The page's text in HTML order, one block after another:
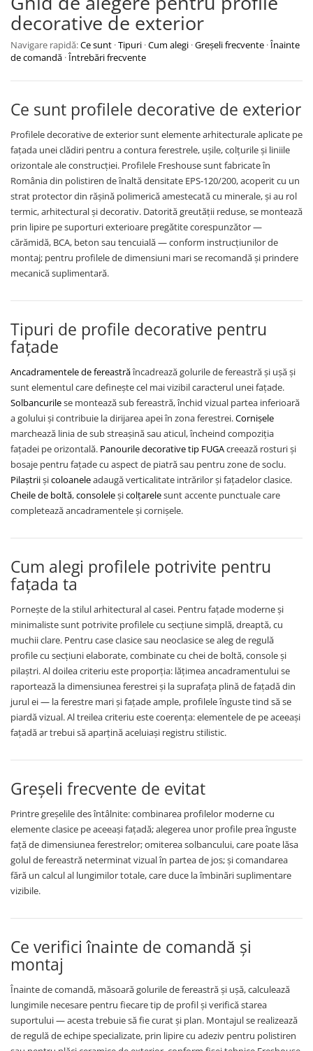
decorative de exterior
Navigare rapidă:Ce sunt ·Tipuri ·Cum alegi ·Greșeli frecvente ·Înainte
de comandă ·Întrebări frecvente
Ce sunt profilele decorative de exterior
Profilele decorative de exterior sunt elemente arhitecturale aplicate pe
fațada unei clădiri pentru a contura ferestrele, ușile, colțurile și liniile
orizontale ale construcției. Profilele Freshouse sunt fabricate în
România din polistiren de înaltă densitate EPS-120/200, acoperit cu un
strat protector din rășină polimerică amestecată cu minerale, și au rol
termic, arhitectural și decorativ. Datorită greutății reduse, se montează
prin lipire pe suporturi exterioare pregătite corespunzător —
cărămidă, BCA, beton sau tencuială — conform instrucțiunilor de
montaj; pentru profilele de dimensiuni mari se recomandă și prindere
mecanică suplimentară.
Tipuri de profile decorative pentru
fațade
Ancadramentele de fereastrăîncadrează golurile de fereastră și ușă și
sunt elementul care definește cel mai vizibil caracterul unei fațade.
Solbancurilese montează sub fereastră, închid vizual partea inferioară
a golului și contribuie la dirijarea apei în zona ferestrei.Cornișele
marchează linia de sub streașină sau aticul, încheind compoziția
fațadei pe orizontală. Panourile decorative tip FUGAcreează rosturi și
bosaje pentru fațade cu aspect de piatră sau pentru zone de soclu.
Pilaștriișicoloaneleadaugă verticalitate intrărilor și fațadelor clasice.
Cheile de boltă,consoleleșicolțarelesunt accente punctuale care
completează ancadramentele și cornișele.
Cum alegi profilele potrivite pentru
fațada ta
Pornește de la stilul arhitectural al casei. Pentru fațade moderne și
minimaliste sunt potrivite profilele cu secțiune simplă, dreaptă, cu
muchii clare. Pentru case clasice sau neoclasice se aleg de regulă
profile cu secțiuni elaborate, combinate cu chei de boltă, console și
pilaștri. Al doilea criteriu este proporția: lățimea ancadramentului se
raportează la dimensiunea ferestrei și la suprafața plină de fațadă din
jurul ei — la ferestre mari și fațade ample, profilele înguste tind să se
piardă vizual. Al treilea criteriu este coerența: elementele de pe aceeași
fațadă ar trebui să aparțină aceluiași registru stilistic.
Greșeli frecvente de evitat
Printre greșelile des întâlnite: combinarea profilelor moderne cu
elemente clasice pe aceeași fațadă; alegerea unor profile prea înguste
față de dimensiunea ferestrelor; omiterea solbancului, care poate lăsa
golul de fereastră neterminat vizual în partea de jos; și comandarea
fără un calcul al lungimilor totale, care duce la îmbinări suplimentare
vizibile.
Ce verifici înainte de comandă și
montaj
Înainte de comandă, măsoară golurile de fereastră și ușă, calculează
lungimile necesare pentru fiecare tip de profil și verifică starea
suportului — acesta trebuie să fie curat și plan. Montajul se realizează
de regulă de echipe specializate, prin lipire cu adeziv pentru polistiren